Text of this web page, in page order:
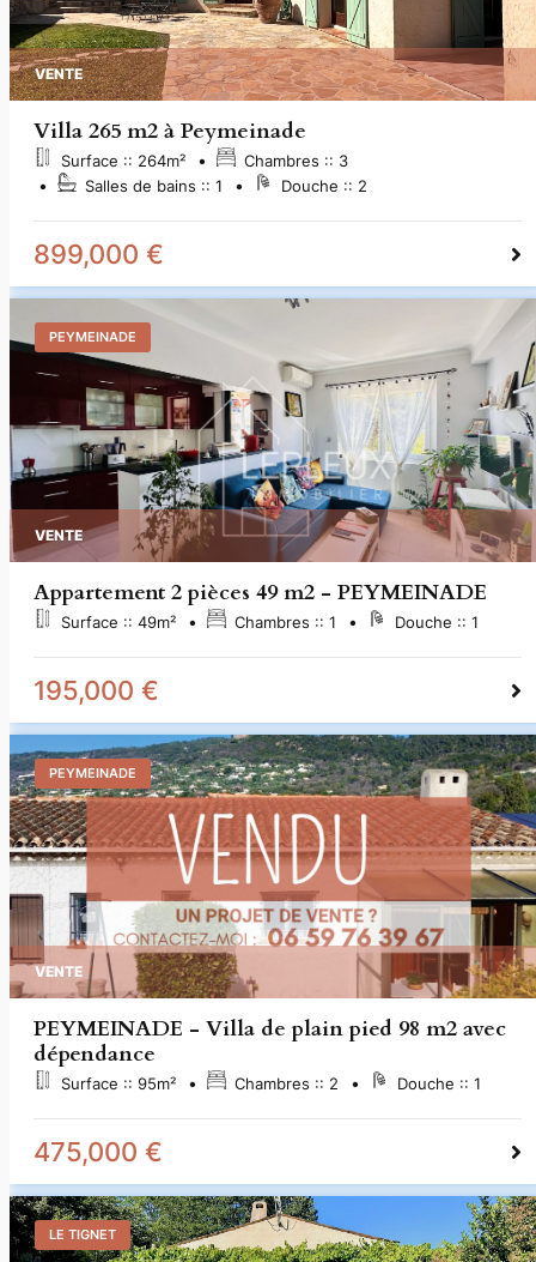
VENTE
Villa 265 m2 à Peymeinade
Surface :: 264m² Chambres :: 3
Salles de bains :: 1 Douche :: 2
899,000 €
PEYMEINADE
VENTE
Appartement 2 pièces 49 m2 - PEYMEINADE
Surface :: 49m² Chambres :: 1 Douche :: 1
195,000 €
PEYMEINADE
VENTE
PEYMEINADE - Villa de plain pied 98 m2 avec
dépendance
Surface :: 95m² Chambres :: 2 Douche :: 1
475,000 €
LE TIGNET